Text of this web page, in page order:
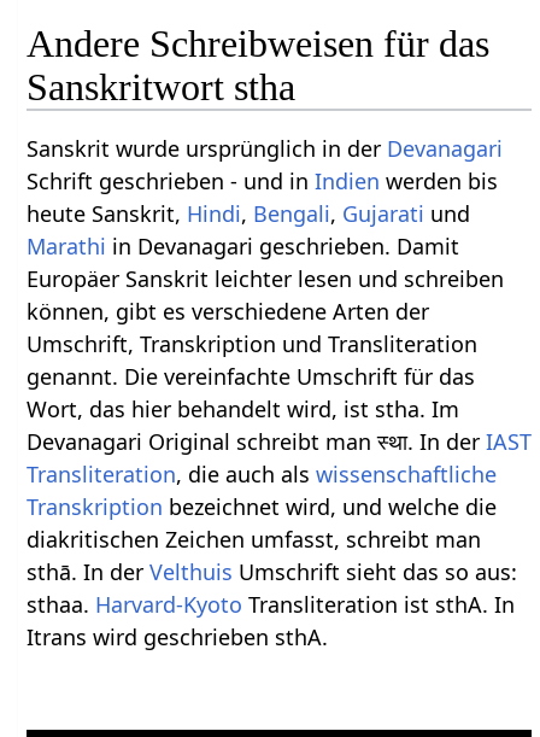
Andere Schreibweisen für das
Sanskritwort stha
Sanskrit wurde ursprünglich in der Devanagari
Schrift geschrieben - und inIndien werden bis
heute Sanskrit, Hindi, Bengali, Gujarati und
Marathi in Devanagari geschrieben. Damit
Europäer Sanskrit leichter lesen und schreiben
können, gibt es verschiedene Arten der
Umschrift, Transkription und Transliteration
genannt. Die vereinfachte Umschrift für das
Wort, das hier behandelt wird, ist stha. Im
Devanagari Original schreibt man स्था. In derIAST
Transliteration, die auch alswissenschaftliche
Transkription bezeichnet wird, und welche die
diakritischen Zeichen umfasst, schreibt man
sthā. In derVelthuis Umschrift sieht das so aus:
sthaa. Harvard-Kyoto Transliteration ist sthA. In
Itrans wird geschrieben sthA.